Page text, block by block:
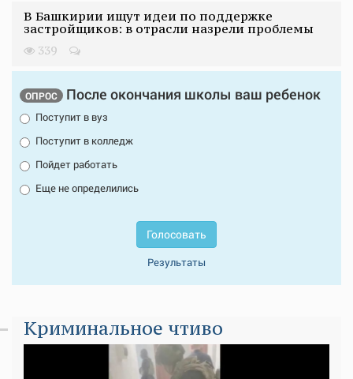
В Башкирии ищут идеи по поддержке
застройщиков: в отрасли назрели проблемы
339
ОПРОС После окончания школы ваш ребенок
Поступит в вуз
Поступит в колледж
Пойдет работать
Еще не определились
Голосовать
Результаты
Криминальное чтиво